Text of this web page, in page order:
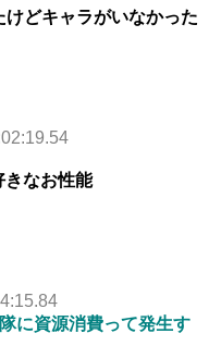
どキャラがいなかった
きなお性能
に資源消費って発生す